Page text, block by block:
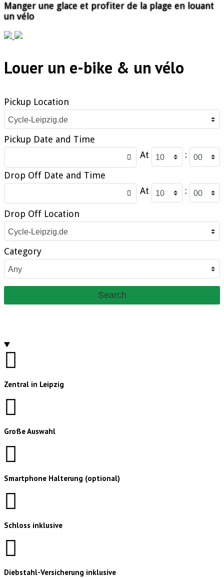
Manger une glace et profiter de la plage en louant
un vélo
Previous
Next
Louer un e-bike & un vélo
Pickup Location
Pickup Date and Time
At
:
Drop Off Date and Time
At
:
Drop Off Location
Category
Search
Zentral in Leipzig
Große Auswahl
Smartphone Halterung (optional)
Schloss inklusive
Diebstahl-Versicherung inklusive